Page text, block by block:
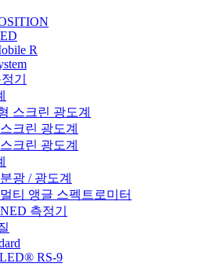
R
기
스크린 광도계
크린 광도계
크린 광도계
광 / 광도계
티 앵글 스펙트로미터
측정기
RS-9